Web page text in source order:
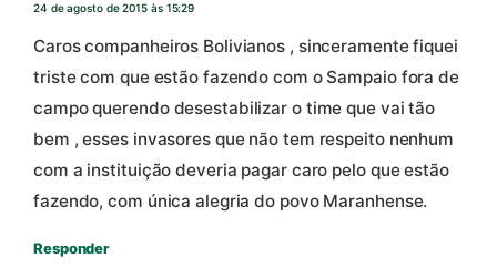
24 de agosto de 2015 às 15:29
Caros companheiros Bolivianos , sinceramente fiquei
triste com que estão fazendo com o Sampaio fora de
campo querendo desestabilizar o time que vai tão
bem , esses invasores que não tem respeito nenhum
com a instituição deveria pagar caro pelo que estão
fazendo, com única alegria do povo Maranhense.
Responder